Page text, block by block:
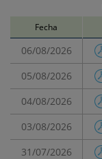
Fecha
06/08/2026
05/08/2026
04/08/2026
03/08/2026
31/07/2026